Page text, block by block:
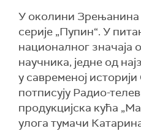
У околини Зрењанина
серије „Пупин“. У
националног значаја
научника, једне од
у савременој
потписују Радио-
продукцијска кућа
улога тумачи